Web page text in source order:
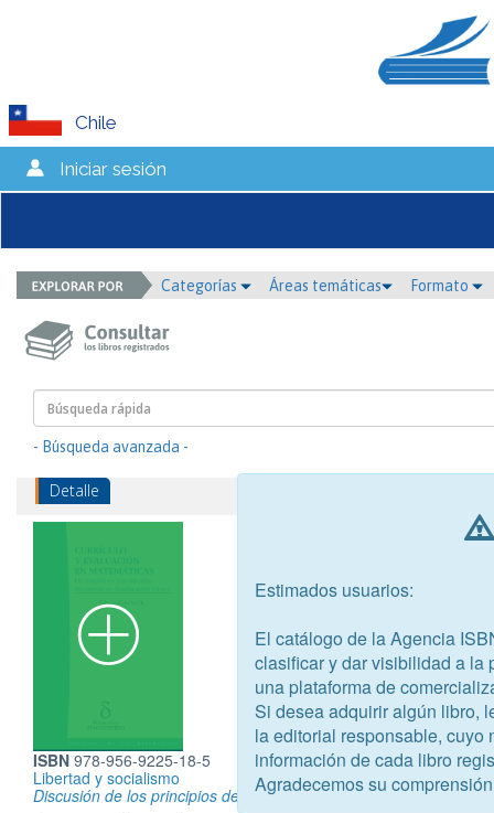
Chile
Iniciar sesión
Categorías Áreas temáticas Formato
- Búsqueda avanzada -
Detalle
ISBN 978-956-9225-18-5
Libertad y socialismo
Discusión de los principios de organización del trabajo industrial
Estimados usuarios:
El catálogo de la Agencia
clasificar y dar visibilidad a la
una plataforma de
Si desea adquirir algún libro,
la editorial responsable, cuyo
información de cada libro
Agradecemos su